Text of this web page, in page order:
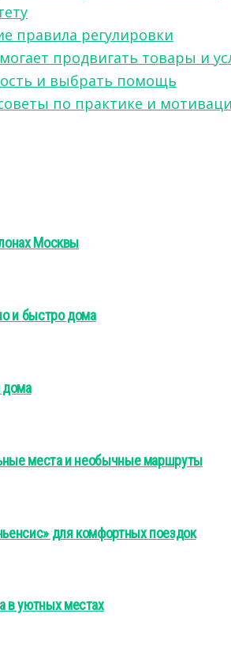
правила регулировки
продвигать товары и
и выбрать помощь
по практике и
Москвы
и быстро дома
дома
места и необычные маршруты
для комфортных поездок
в уютных местах